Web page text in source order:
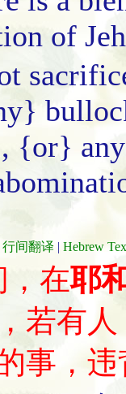
of
, {or}
行间翻译 | Hebrew
，在耶
若有
事，